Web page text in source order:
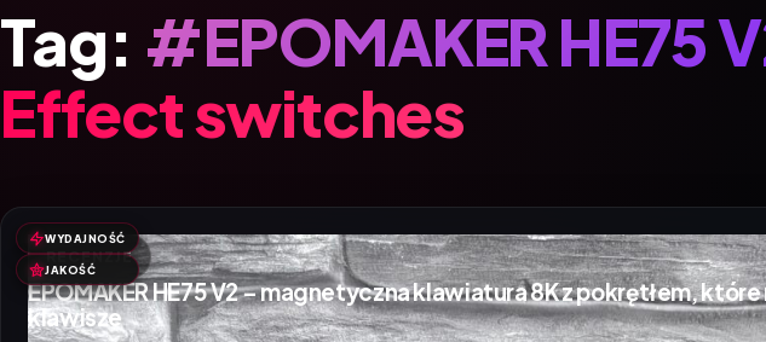
Tag: #EPOMAKER HE75
Effect switches
WYDAJNOŚĆ
JAKOŚĆ
RECENZJE
EPOMAKER HE75 V2 – magnetyczna klawiatura 8K z pokrętłem,
klawisze